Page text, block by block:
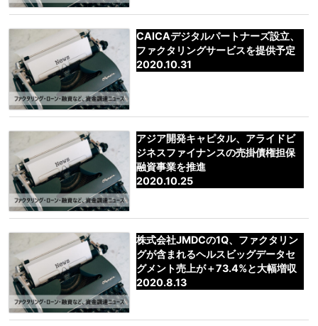
CAICAデジタルパートナーズ設立、
ファクタリングサービスを提供予定
2020.10.31
アジア開発キャピタル、アライドビ
ジネスファイナンスの売掛債権担保
融資事業を推進
2020.10.25
株式会社JMDCの1Q、ファクタリン
グが含まれるヘルスビッグデータセ
グメント売上が＋73.4%と大幅増収
2020.8.13